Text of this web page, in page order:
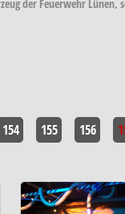
der Feuerwehr
154 155 156